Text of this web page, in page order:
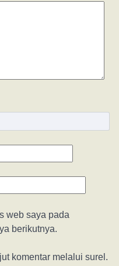
web saya pada
berikutnya.
komentar melalui surel.